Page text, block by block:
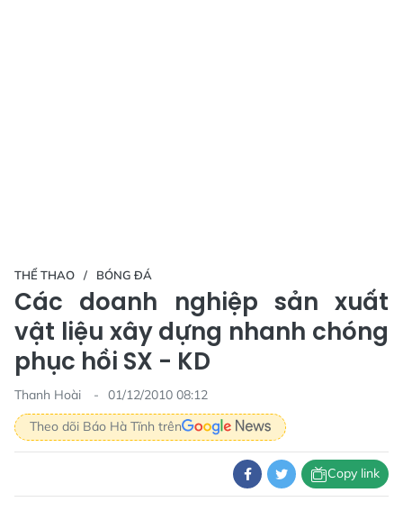
THỂ THAO BÓNG ĐÁ
Các doanh nghiệp sản xuất
vật liệu xây dựng nhanh chóng
phục hồi SX - KD
Thanh Hoài
01/12/2010 08:12
Theo dõi Báo Hà Tĩnh trên
Copy link